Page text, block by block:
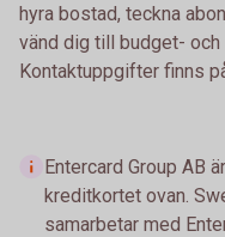
hyra bostad, teckna
vänd dig till budget- och
Kontaktuppgifter finns
Entercard Group AB
kreditkortet ovan.
samarbetar med